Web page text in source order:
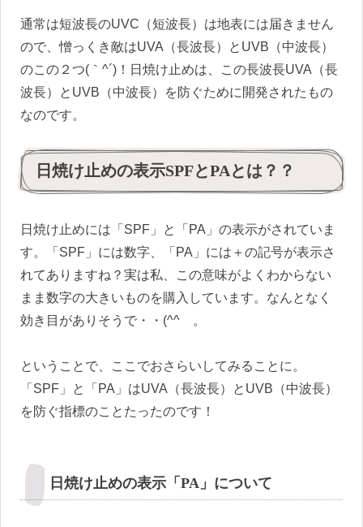
通常は短波長のUVC（短波長）は地表には届きません
ので、憎っくき敵はUVA（長波長）とUVB（中波長）
のこの２つ(｀^´)！日焼け止めは、この長波長UVA（長
波長）とUVB（中波長）を防ぐために開発されたもの
なのです。
日焼け止めの表示SPFとPAとは？？
日焼け止めには「SPF」と「PA」の表示がされていま
す。「SPF」には数字、「PA」には＋の記号が表示さ
れてありますね？実は私、この意味がよくわからない
まま数字の大きいものを購入しています。なんとなく
効き目がありそうで・・(^^ゞ。
ということで、ここでおさらいしてみることに。
「SPF」と「PA」はUVA（長波長）とUVB（中波長）
を防ぐ指標のことたったのです！
日焼け止めの表示「PA」について